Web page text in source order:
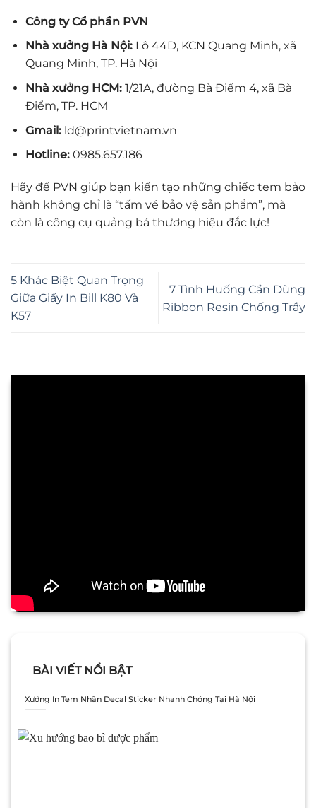
Công ty Cổ phần PVN
Nhà xưởng Hà Nội:Lô 44D, KCN Quang Minh, xã
Quang Minh, TP. Hà Nội
Nhà xưởng HCM:1/21A, đường Bà Điểm 4, xã Bà
Điểm, TP. HCM
Gmail:ld@printvietnam.vn
Hotline:0985.657.186
Hãy để PVN giúp bạn kiến tạo những chiếc tem bảo
hành không chỉ là “tấm vé bảo vệ sản phẩm”, mà
còn là công cụ quảng bá thương hiệu đắc lực!
5 Khác Biệt Quan Trọng
Giữa Giấy In Bill K80 Và
K57
7 Tình Huống Cần Dùng
Ribbon Resin Chống Trầy
BÀI VIẾT NỔI BẬT
Xưởng In Tem Nhãn Decal Sticker Nhanh Chóng Tại Hà Nội